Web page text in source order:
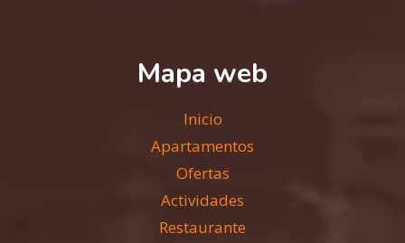
Mapa web
Inicio
Apartamentos
Ofertas
Actividades
Restaurante